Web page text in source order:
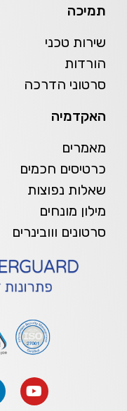
תמיכה
שירות טכני
הורדות
סרטוני הדרכה
האקדמיה
מאמרים
כרטיסים חכמים
שאלות נפוצות
מילון מונחים
סרטונים ווובינרים